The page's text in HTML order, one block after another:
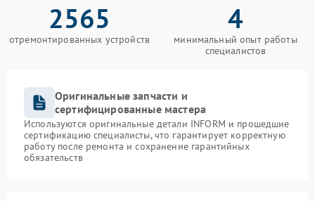
2565
отремонтированных устройств
4
минимальный опыт работы
специалистов
Оригинальные запчасти и
сертифицированные мастера
Используются оригинальные детали INFORM и прошедшие
сертификацию специалисты, что гарантирует корректную
работу после ремонта и сохранение гарантийных
обязательств